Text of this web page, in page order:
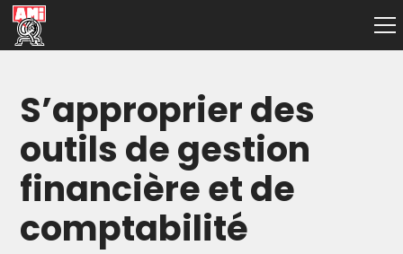
S’approprier des
outils de gestion
financière et de
comptabilité